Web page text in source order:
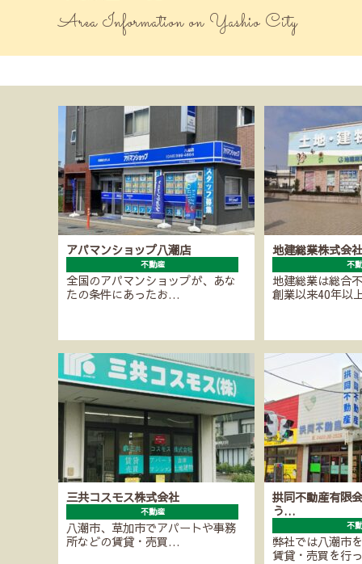
Area Information on Yashio City
アパマンショップ八潮店
不動産
全国のアパマンショップが、あな
たの条件にあったお…
地建総業株式会
不
地建総業は総合
創業以来40年以
三共コスモス株式会社
不動産
八潮市、草加市でアパートや事務
所などの賃貸・売買…
拱同不動産有限
う…
不
弊社では八潮市
賃貸・売買を行